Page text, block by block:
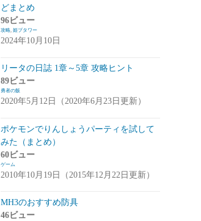
ボーダーブレイク
アスタータタリクス(アスタタ)
イベント事前情報(16)
攻略情報
サクライグノラムス(サクムス)(2)
アプデ・イベント情報
雑談(1)
メビウスファイナルファンタジー(メビウ
どまとめ
96ビュー
攻略, 姫プタワー
2024年10月10日
リータの日誌 1章～5章 攻略ヒント
89ビュー
勇者の飯
2020年5月12日（2020年6月23日更新）
ポケモンでりんしょうパーティを試して
みた（まとめ）
60ビュー
ゲーム
2010年10月19日（2015年12月22日更新）
MH3のおすすめ防具
46ビュー